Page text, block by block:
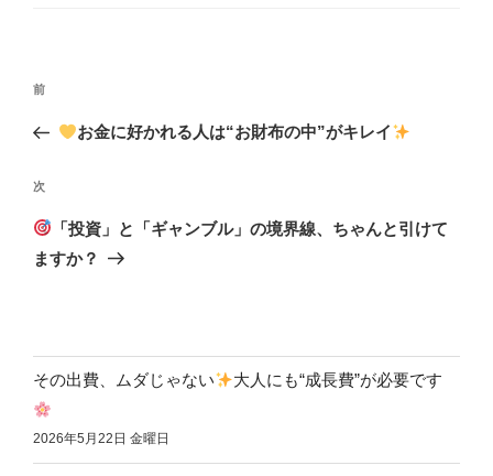
前
お金に好かれる人は“お財布の中”がキレイ
次
「投資」と「ギャンブル」の境界線、ちゃんと引けて
ますか？
その出費、ムダじゃない 大人にも“成長費”が必要です
2026年5月22日 金曜日